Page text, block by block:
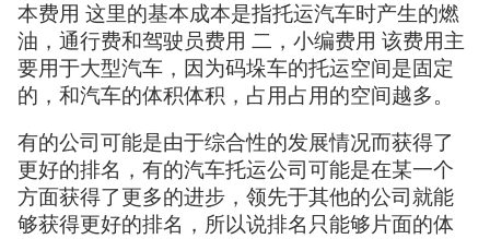
本费用 这里的基本成本是指托运汽车时产生的燃
油，通行费和驾驶员费用 二，小编费用 该费用主
要用于大型汽车，因为码垛车的托运空间是固定
的，和汽车的体积体积，占用占用的空间越多。
有的公司可能是由于综合性的发展情况而获得了
更好的排名，有的汽车托运公司可能是在某一个
方面获得了更多的进步，领先于其他的公司就能
够获得更好的排名，所以说排名只能够片面的体